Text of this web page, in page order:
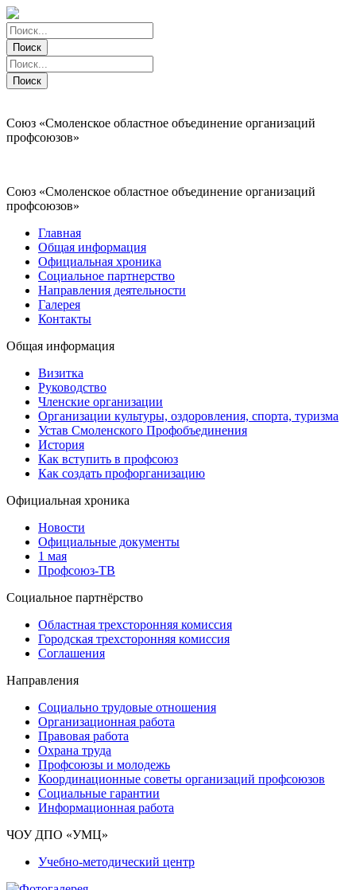
Поиск
Поиск
Поиск
Поиск
Союз «Смоленское областное объединение организаций
профсоюзов»
Союз «Смоленское областное объединение организаций
профсоюзов»
Главная
Общая информация
Официальная хроника
Социальное партнерство
Направления деятельности
Галерея
Контакты
Общая информация
Визитка
Руководство
Членские организации
Организации культуры, оздоровления, спорта, туризма
Устав Смоленского Профобъединения
История
Как вступить в профсоюз
Как создать профорганизацию
Официальная хроника
Новости
Официальные документы
1 мая
Профсоюз-ТВ
Социальное партнёрство
Областная трехсторонняя комиссия
Городская трехсторонняя комиссия
Соглашения
Направления
Социально трудовые отношения
Организационная работа
Правовая работа
Охрана труда
Профсоюзы и молодежь
Координационные советы организаций профсоюзов
Социальные гарантии
Информационная работа
ЧОУ ДПО «УМЦ»
Учебно-методический центр